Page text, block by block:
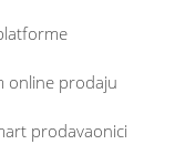
online prodaju
prodavaonici